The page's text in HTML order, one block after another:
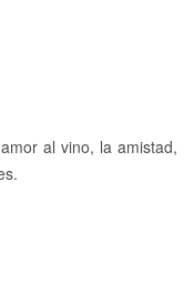
al vino, la amistad,